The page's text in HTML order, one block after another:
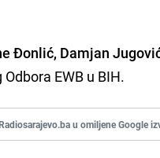
Đonlić, Damjan
EWB u BIH.
u omiljene Google